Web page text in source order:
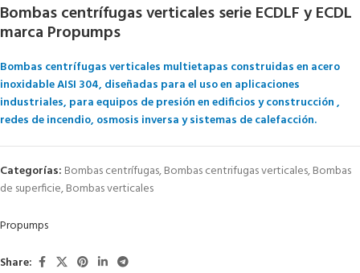
Bombas centrífugas verticales serie ECDLF y ECDL
marca Propumps
Bombas centrífugas verticales multietapas construidas en acero
inoxidable AISI 304, diseñadas para el uso en aplicaciones
industriales, para equipos de presión en edificios y construcción ,
redes de incendio, osmosis inversa y sistemas de calefacción.
Categorías: Bombas centrífugas,Bombas centrifugas verticales,Bombas
de superficie,Bombas verticales
Propumps
Share: